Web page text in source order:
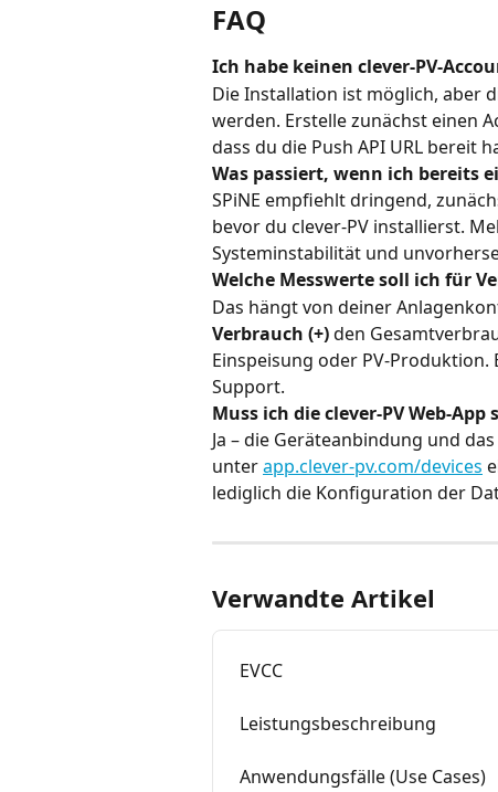
FAQ
Ich habe keinen clever-PV-
Die Installation ist möglich, aber
werden. Erstelle zunächst einen
dass du die Push API URL bereit
Was passiert, wenn ich bereits
SPiNE empfiehlt dringend,
bevor du clever-PV installierst.
Systeminstabilität und
Welche Messwerte soll ich für
Das hängt von deiner
Verbrauch (+) den
Einspeisung oder PV-Produktion.
Support.
Muss ich die clever-PV Web-
Ja – die Geräteanbindung und
unter app.clever-pv.com/devices
lediglich die Konfiguration der
Verwandte Artikel
EVCC
Leistungsbeschreibung
Anwendungsfälle (Use Cases)